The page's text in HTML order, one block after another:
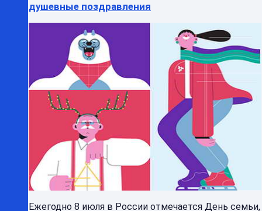
душевные поздравления
Ежегодно 8 июля в России отмечается День семьи,